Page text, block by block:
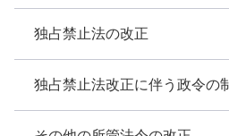
独占禁止法の改正
独占禁止法改正に伴う政令の